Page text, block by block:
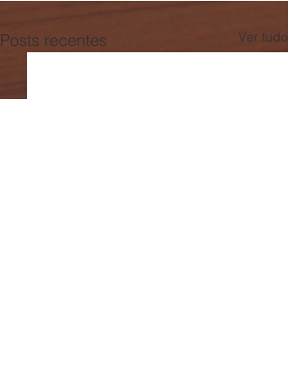
Posts recentes Ver tudo